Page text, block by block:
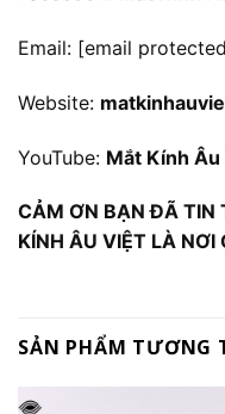
Email: [email
Website:
YouTube: Mắt Kính
CẢM ƠN BẠN ĐÃ TIN
KÍNH ÂU VIỆT LÀ
SẢN PHẨM TƯƠNG